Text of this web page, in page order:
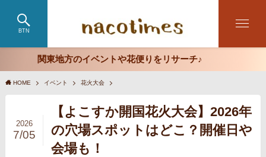
BTN
関東地方のイベントや花便りをリサーチ♪
HOME イベント 花火大会
【よこすか開国花火大会】2026年
の穴場スポットはどこ？開催日や
会場も！
2026
7/05